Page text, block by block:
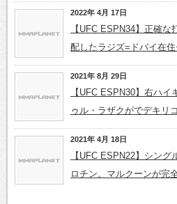
2022年 4月 17日
【UFC ESPN34】正確
配したラジズ=ドバイ在
2021年 8月 29日
【UFC ESPN30】右ハ
ゥル・ラザクがでデキリ
2021年 4月 18日
【UFC ESPN22】シン
ロチン。マルクーンが完